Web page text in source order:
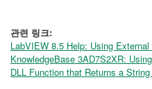
관련 링크:
LabVIEW 8.5 Help: Using
KnowledgeBase 3AD7S2XR:
DLL Function that Returns a